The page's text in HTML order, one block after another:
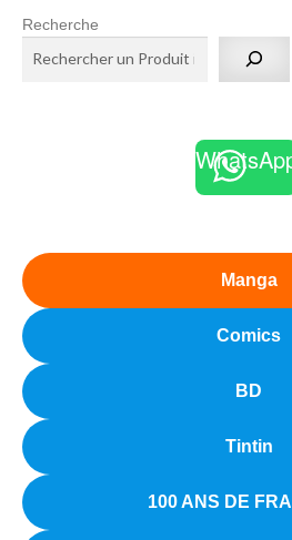
Recherche
Manga
Comics
BD
Tintin
100 ANS DE